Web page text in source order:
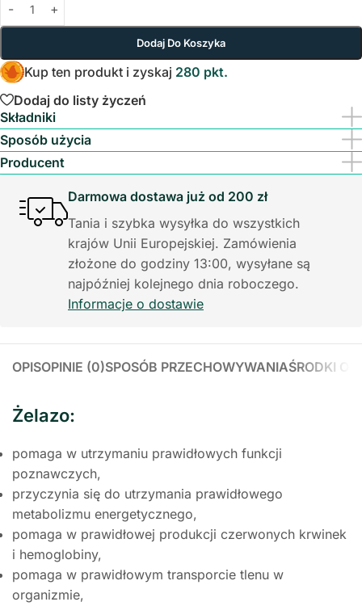
Dodaj Do Koszyka
Kup ten produkt i zyskaj 280 pkt.
Dodaj do listy życzeń
Składniki
Sposób użycia
Producent
Darmowa dostawa już od 200 zł
Tania i szybka wysyłka do wszystkich
krajów Unii Europejskiej. Zamówienia
złożone do godziny 13:00, wysyłane są
najpóźniej kolejnego dnia roboczego.
Informacje o dostawie
OPISOPINIE (0)SPOSÓB PRZECHOWYWANIAŚRODKI
Żelazo:
pomaga w utrzymaniu prawidłowych funkcji
poznawczych,
przyczynia się do utrzymania prawidłowego
metabolizmu energetycznego,
pomaga w prawidłowej produkcji czerwonych krwinek
i hemoglobiny,
pomaga w prawidłowym transporcie tlenu w
organizmie,